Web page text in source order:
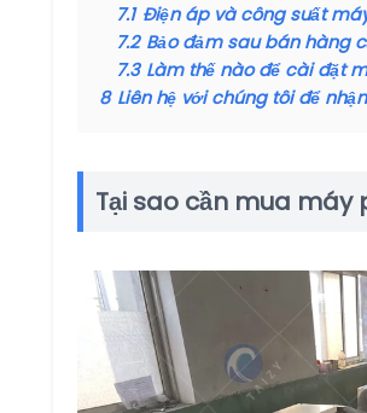
7.1 Điện áp và công suất
7.2 Bảo đảm sau bán hàng
7.3 Làm thế nào để cài đặt
8 Liên hệ với chúng tôi để
Tại sao cần mua máy